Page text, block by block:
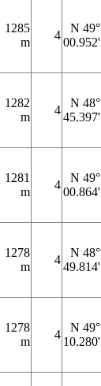
1285
m
4
N 49°
00.952'
1282
m
4
N 48°
45.397'
1281
m
4
N 49°
00.864'
1278
m
4
N 48°
49.814'
1278
m
4
N 49°
10.280'